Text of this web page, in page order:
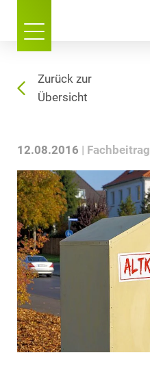
Zurück zur
Übersicht
12.08.2016 Fachbeitrag